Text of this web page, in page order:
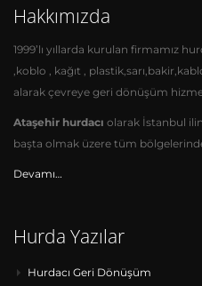
Hakkımızda
1999’lı yıllarda kurulan firmamız
,koblo , kağıt ,
alarak çevreye geri dönüşüm
Ataşehir hurdacı olarak İstanbul
başta olmak üzere tüm
Devamı…
Hurda Yazılar
Hurdacı Geri Dönüşüm